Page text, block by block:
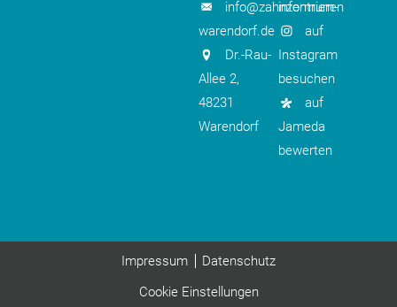
info@zahnzentrum-
warendorf.de
Dr.-Rau-
Allee 2,
48231
Warendorf
informieren
auf
Instagram
besuchen
auf
Jameda
bewerten
Impressum
Datenschutz
Cookie Einstellungen